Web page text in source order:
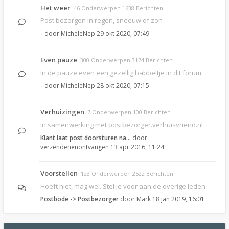
Het weer 46 Onderwerpen 1638 Berichten
Post bezorgen in regen, sneeuw of zon
- door MicheleNep 29 okt 2020, 07:49
Even pauze 300 Onderwerpen 3174 Berichten
In de pauze even een gezellig babbeltje in dit forum
- door MicheleNep 28 okt 2020, 07:15
Verhuizingen 7 Onderwerpen 100 Berichten
In samenwerking met postbezorger.verhuisvriend.nl
Klant laat post doorsturen na… door
verzendenenontvangen 13 apr 2016, 11:24
Voorstellen 123 Onderwerpen 2522 Berichten
Hoeft niet, mag wel. Stel je voor aan de overige leden
Postbode -> Postbezorger door Mark 18 jan 2019, 16:01